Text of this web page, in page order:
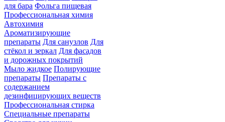
для бара Фольга пищевая
Профессиональная химия
Автохимия
Ароматизирующие
препараты Для санузлов Для
стёкол и зеркал Для фасадов
и дорожных покрытий
Мыло жидкое Полирующие
препараты Препараты с
содержанием
дезинфицирующих веществ
Профессиональная стирка
Специальные препараты